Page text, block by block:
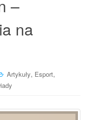
–
na
Artykuły, Esport,